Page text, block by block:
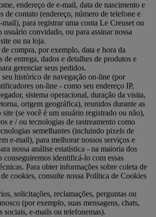
endereço de e-mail, data de nascimento e
de contato (endereço, número de telefone e
mail), para registrar uma conta Le Creuset ou
usuário convidado, ou para assinar nossa
ou na loja.
de compra, por exemplo, data e hora da
de entrega, dados e detalhes de produtos e
gerenciar seus pedidos.
seu histórico de navegação on-line (por
on-line - como seu endereço IP,
sistema operacional, duração da visita,
origem geográfica), reunidos durante as
site (se você é um usuário registrado ou não),
e / ou tecnologias de rastreamento como
semelhantes (incluindo pixels de
e-mail), para melhorar nossos serviços e
nossa análise estatística - na maioria dos
conseguiremos identificá-lo com essas
Para obter informações sobre coleta de
cookies, consulte nossa Política de Cookies
solicitações, reclamações, perguntas ou
(por exemplo, suas mensagens, chats,
sociais, e-mails ou telefonemas).